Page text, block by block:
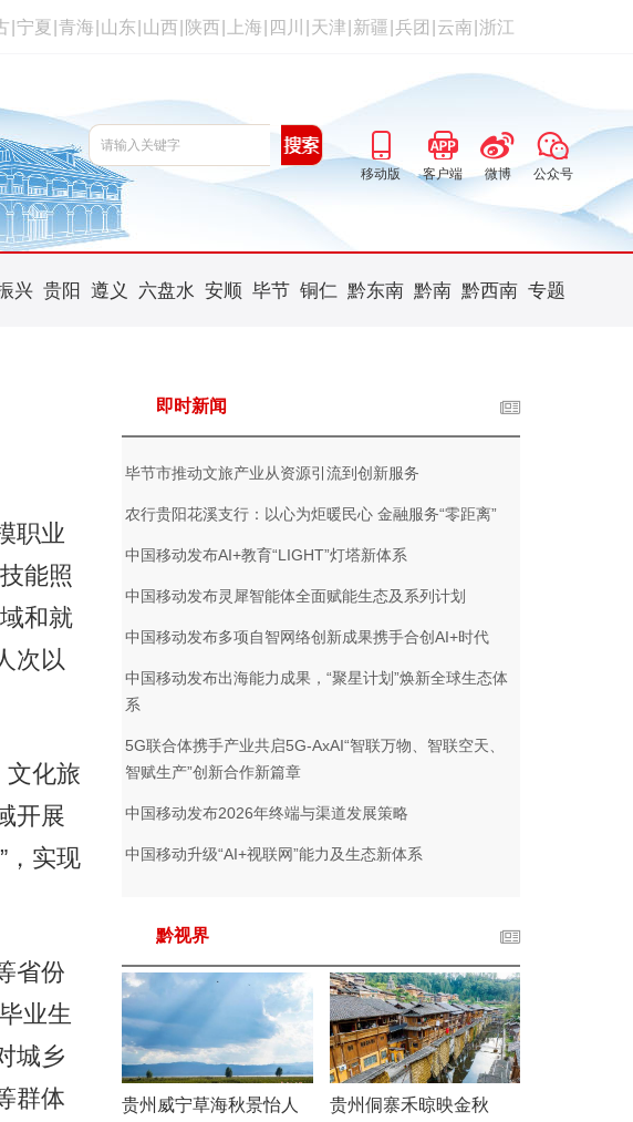
宁夏 青海 山东 山西 陕西 上海 四川 天津 新疆 兵团 云南 浙江
移动版 客户端 微博 公众号
兴 贵阳 遵义 六盘水 安顺 毕节 铜仁 黔东南 黔南 黔西南 专题
职业
能照
和就
次以
化旅
开展
，实现
省份
业生
城乡
群体
即时新闻
毕节市推动文旅产业从资源引流到创新服务
农行贵阳花溪支行：以心为炬暖民心 金融服务“零距离”
中国移动发布AI+教育“LIGHT”灯塔新体系
中国移动发布灵犀智能体全面赋能生态及系列计划
中国移动发布多项自智网络创新成果携手合创AI+时代
中国移动发布出海能力成果，“聚星计划”焕新全球生态体
系
5G联合体携手产业共启5G-AxAI“智联万物、智联空天、
智赋生产”创新合作新篇章
中国移动发布2026年终端与渠道发展策略
中国移动升级“AI+视联网”能力及生态新体系
黔视界
贵州威宁草海秋景怡人 贵州侗寨禾晾映金秋